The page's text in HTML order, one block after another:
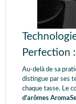
Perfection
Au-delà de sa
distingue par ses
chaque tasse. Le
d’arômes